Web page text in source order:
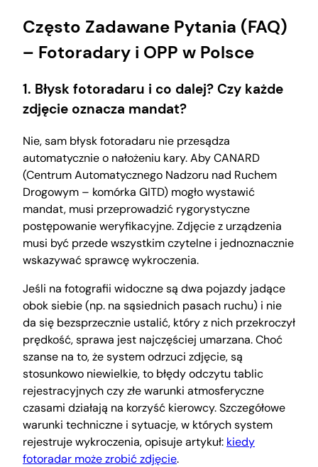
Często Zadawane Pytania (FAQ)
– Fotoradary i OPP w Polsce
1. Błysk fotoradaru i co dalej? Czy każde
zdjęcie oznacza mandat?
Nie, sam błysk fotoradaru nie przesądza
automatycznie o nałożeniu kary. Aby CANARD
(Centrum Automatycznego Nadzoru nad Ruchem
Drogowym – komórka GITD) mogło wystawić
mandat, musi przeprowadzić rygorystyczne
postępowanie weryfikacyjne. Zdjęcie z urządzenia
musi być przede wszystkim czytelne i jednoznacznie
wskazywać sprawcę wykroczenia.
Jeśli na fotografii widoczne są dwa pojazdy jadące
obok siebie (np. na sąsiednich pasach ruchu) i nie
da się bezsprzecznie ustalić, który z nich przekroczył
prędkość, sprawa jest najczęściej umarzana. Choć
szanse na to, że system odrzuci zdjęcie, są
stosunkowo niewielkie, to błędy odczytu tablic
rejestracyjnych czy złe warunki atmosferyczne
czasami działają na korzyść kierowcy. Szczegółowe
warunki techniczne i sytuacje, w których system
rejestruje wykroczenia, opisuje artykuł: kiedy
fotoradar może zrobić zdjęcie.